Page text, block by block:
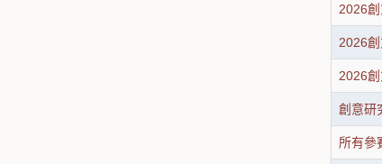
2026
2026
2026
創意研
所有參